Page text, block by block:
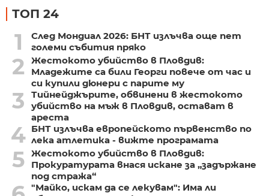
ТОП 24
1
След Мондиал 2026: БНТ излъчва още пет
големи събития пряко
2
Жестокото убийство в Пловдив:
Младежите са били Георги повече от час и
си купили дюнери с парите му
3
Тийнейджърите, обвинени в жестокото
убийство на мъж в Пловдив, остават в
ареста
4 БНТ излъчва европейското първенство по
лека атлетика - вижте програмата
5 Жестокото убийство в Пловдив:
Прокуратурата внася искане за „задържане
под стража“
"Майко, искам да се лекувам": Има ли